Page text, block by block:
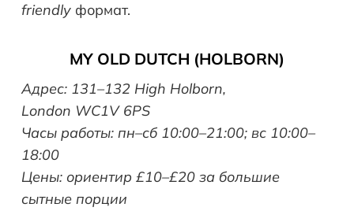
friendly формат.
MY OLD DUTCH (HOLBORN)
Адрес: 131–132 High Holborn,
London WC1V 6PS
Часы работы: пн–сб 10:00–21:00; вс 10:00–
18:00
Цены: ориентир £10–£20 за большие
сытные порции